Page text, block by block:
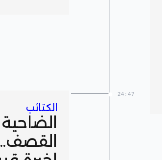
24:47
الكتائب